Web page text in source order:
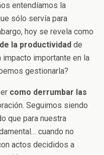
entendíamos la
sólo servía para
hoy se revela como
la productividad de
impacto importante en la
gestionarla?
como derrumbar las
Seguimos siendo
que para nuestra
cuando no
actos decididos a